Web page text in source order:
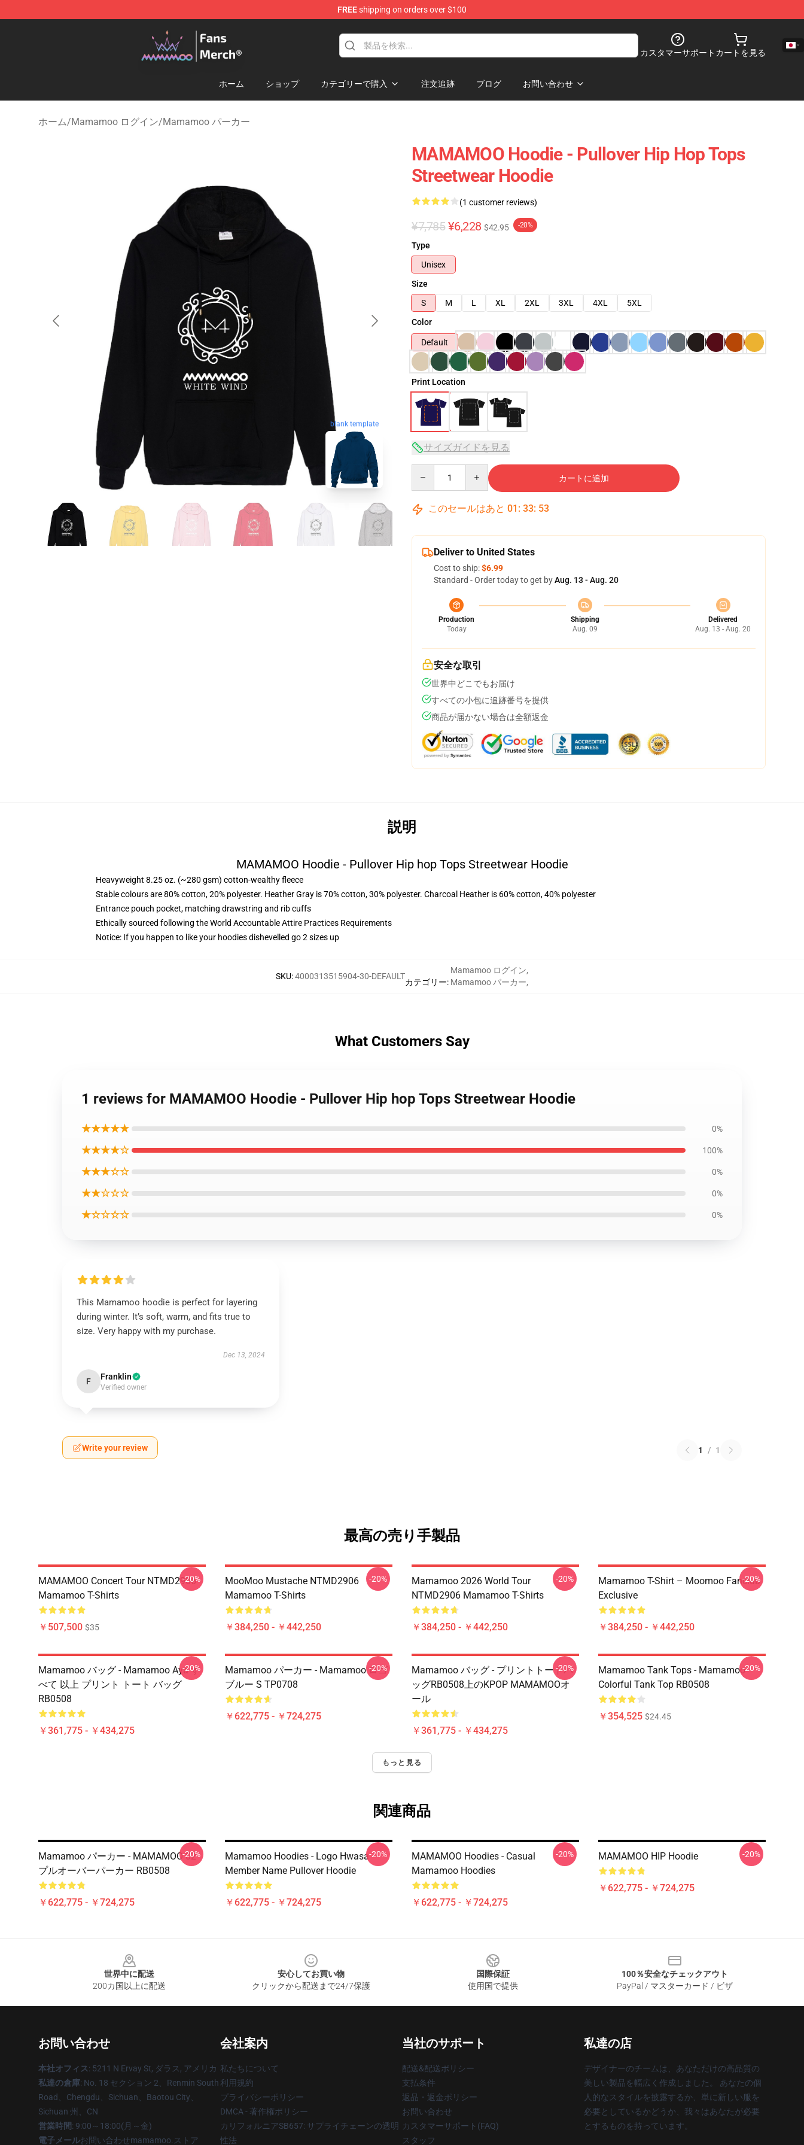
FREEshipping on orders over $100
Mamamoo Store - Official Mamamoo Merchandise Shop
カスタマーサポート カートを見る
ホーム ショップ カテゴリーで購入 注文追跡 ブログ お問い合わせ
ホーム/Mamamoo ログイン/Mamamoo パーカー
blank template
MAMAMOO Hoodie - Pullover Hip Hop Tops
Streetwear Hoodie
(1 customer reviews)
¥7,785 ¥6,228 $42.95 -20%
Type
Unisex
Size
S
M L XL 2XL 3XL 4XL
5XL
Color
Default
Print Location
サイズガイドを見る
カートに追加
このセールはあと 01 : 33: 52
Deliver to United States
Cost to ship:$6.99
Standard - Order today to get byAug. 13 - Aug. 20
Production
Today
Shipping
Aug. 09
Delivered
Aug. 13 - Aug. 20
安全な取引
世界中どこでもお届け
すべての小包に追跡番号を提供
商品が届かない場合は全額返金
説明
MAMAMOO Hoodie - Pullover Hip hop Tops Streetwear Hoodie
Heavyweight 8.25 oz. (~280 gsm) cotton-wealthy fleece
Stable colours are 80% cotton, 20% polyester. Heather Gray is 70% cotton, 30% polyester. Charcoal Heather is 60% cotton, 40% polyester
Entrance pouch pocket, matching drawstring and rib cuffs
Ethically sourced following the World Accountable Attire Practices Requirements
Notice: If you happen to like your hoodies dishevelled go 2 sizes up
SKU:4000313515904-30-DEFAULT
カテゴリー:
Mamamoo ログイン,
Mamamoo パーカー,
What Customers Say
1 reviews for MAMAMOO Hoodie - Pullover Hip hop Tops Streetwear Hoodie
★★★★★ 0%
★★★★☆ 100%
★★★☆☆ 0%
★★☆☆☆ 0%
★☆☆☆☆ 0%
This Mamamoo hoodie is perfect for layering
during winter. It’s soft, warm, and fits true to
size. Very happy with my purchase.
Dec 13, 2024
F Franklin
Verified owner
Write your review 1 / 1
最高の売り手製品
MAMAMOO Concert Tour NTMD2906
Mamamoo T-Shirts
￥507,500 $35
-20%
MooMoo Mustache NTMD2906
Mamamoo T-Shirts
￥384,250 - ￥442,250
-20%
Mamamoo 2026 World Tour
NTMD2906 Mamamoo T-Shirts
￥384,250 - ￥442,250
-20%
Mamamoo T-Shirt – Moomoo Fanclub
Exclusive
￥384,250 - ￥442,250
-20%
Mamamoo バッグ - Mamamoo Aya す
べて 以上 プリント トート バッグ
RB0508
￥361,775 - ￥434,275
-20%
Mamamoo パーカー - Mamamoo ロゴ
ブルー S TP0708
￥622,775 - ￥724,275
-20%
Mamamoo バッグ - プリントトートバ
ッグRB0508上のKPOP MAMAMOOオ
ール
￥361,775 - ￥434,275
-20%
Mamamoo Tank Tops - Mamamoo
Colorful Tank Top RB0508
￥354,525 $24.45
-20%
もっと見る
関連商品
Mamamoo パーカー - MAMAMOO 02
プルオーバーパーカー RB0508
￥622,775 - ￥724,275
-20%
Mamamoo Hoodies - Logo Hwasa
Member Name Pullover Hoodie
￥622,775 - ￥724,275
-20%
MAMAMOO Hoodies - Casual
Mamamoo Hoodies
￥622,775 - ￥724,275
-20% MAMAMOO HIP Hoodie
￥622,775 - ￥724,275
-20%
世界中に配送
200カ国以上に配送
安心してお買い物
クリックから配送まで24/7保護
国際保証
使用国で提供
100％安全なチェックアウト
PayPal / マスターカード / ビザ
お問い合わせ
本社オフィス: 5211 N Ervay St, ダラス, アメリカ
私達の倉庫: No. 18 セクション 2、Renmin South
Road、Chengdu、Sichuan、Baotou City、
Sichuan 州、CN
営業時間: 9:00～18:00(月～金)
電子メールお問い合わせmamamoo.ストア
会社案内
私たちについて
利用規約
プライバシーポリシー
DMCA - 著作権ポリシー
カリフォルニアSB657: サプライチェーンの透明
性法
当社のサポート
配送&配送ポリシー
支払条件
返品・返金ポリシー
お問い合わせ
カスタマーサポート(FAQ)
スタッフ
私達の店
デザイナーのチームは、あなただけの高品質の
美しい製品を幅広く作成しました。 あなたの個
人的なスタイルを披露するか、単に新しい服を
必要としているかどうか、我々はあなたが必要
とするものを持っています。